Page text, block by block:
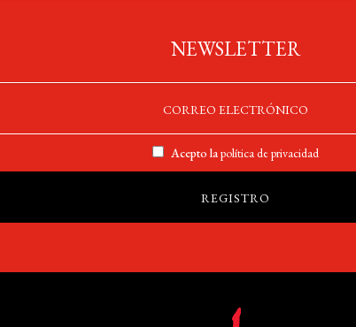
NEWSLETTER
Acepto lapolítica de privacidad